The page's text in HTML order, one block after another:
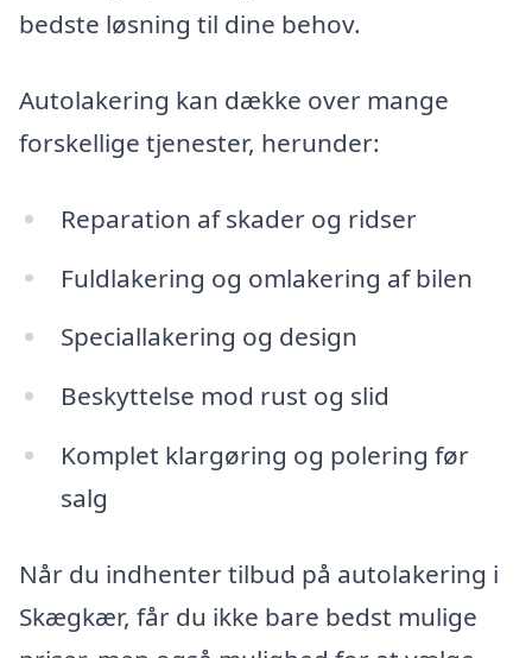
bedste løsning til dine behov.
Autolakering kan dække over mange
forskellige tjenester, herunder:
Reparation af skader og ridser
Fuldlakering og omlakering af bilen
Speciallakering og design
Beskyttelse mod rust og slid
Komplet klargøring og polering før
salg
Når du indhenter tilbud på autolakering i
Skægkær, får du ikke bare bedst mulige